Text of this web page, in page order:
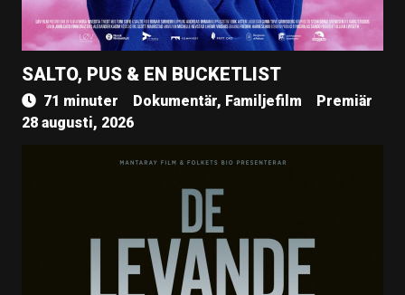
SALTO, PUS & EN BUCKETLIST
71 minuter Dokumentär, Familjefilm
Premiär
28 augusti, 2026